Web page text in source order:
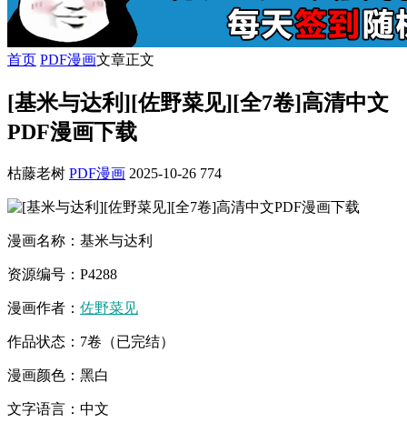
首页 PDF漫画文章正文
[基米与达利][佐野菜见][全7卷]高清中文
PDF漫画下载
枯藤老树 PDF漫画 2025-10-26 774
漫画名称：基米与达利
资源编号：P4288
漫画作者： 佐野菜见
作品状态：7卷（已完结）
漫画颜色：黑白
文字语言：中文